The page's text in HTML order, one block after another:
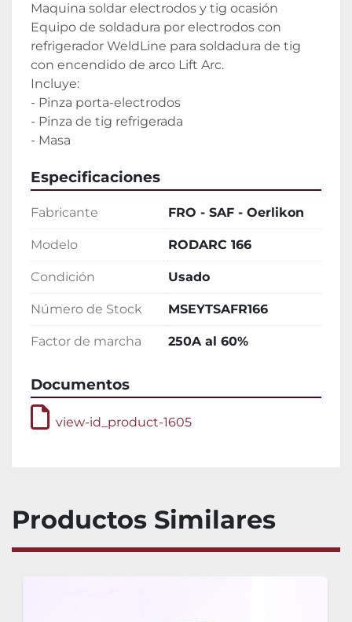
Maquina soldar electrodos y tig ocasión
Equipo de soldadura por electrodos con
refrigerador WeldLine para soldadura de tig
con encendido de arco Lift Arc.
Incluye:
- Pinza porta-electrodos
- Pinza de tig refrigerada
- Masa
Especificaciones
Fabricante FRO - SAF - Oerlikon
Modelo RODARC 166
Condición Usado
Número de Stock MSEYTSAFR166
Factor de marcha 250A al 60%
Documentos
view-id_product-1605
Productos Similares